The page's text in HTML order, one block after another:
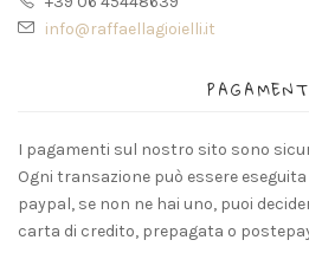
info@raffaellagioielli.it
I pagamenti sul nostro sito sono
Ogni transazione può essere
paypal, se non ne hai uno, puoi
carta di credito, prepagata o